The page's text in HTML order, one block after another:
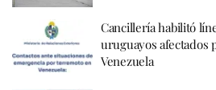
Cancillería habilitó
uruguayos afectados
Venezuela